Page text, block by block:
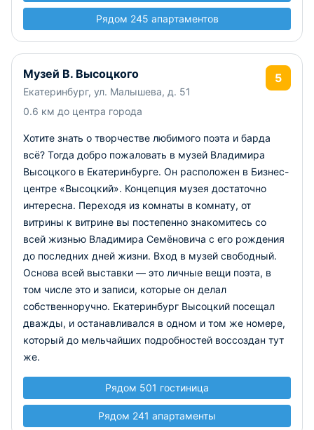
Рядом 245 апартаментов
Музей В. Высоцкого
Екатеринбург, ул. Малышева, д. 51
0.6 км до центра города
5
Хотите знать о творчестве любимого поэта и барда
всё? Тогда добро пожаловать в музей Владимира
Высоцкого в Екатеринбурге. Он расположен в Бизнес-
центре «Высоцкий». Концепция музея достаточно
интересна. Переходя из комнаты в комнату, от
витрины к витрине вы постепенно знакомитесь со
всей жизнью Владимира Семёновича с его рождения
до последних дней жизни. Вход в музей свободный.
Основа всей выставки — это личные вещи поэта, в
том числе это и записи, которые он делал
собственноручно. Екатеринбург Высоцкий посещал
дважды, и останавливался в одном и том же номере,
который до мельчайших подробностей воссоздан тут
же.
Рядом 501 гостиница
Рядом 241 апартаменты